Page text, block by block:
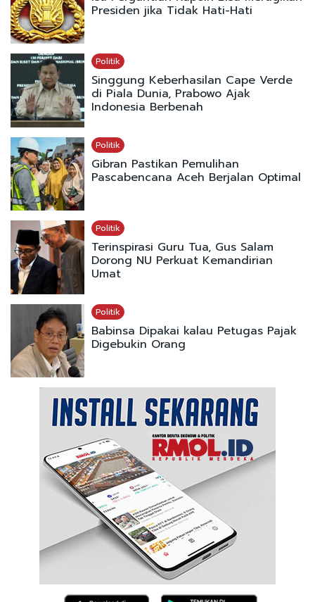
Presiden jika Tidak Hati-Hati
Politik
Singgung Keberhasilan Cape Verde
di Piala Dunia, Prabowo Ajak
Indonesia Berbenah
Politik
Gibran Pastikan Pemulihan
Pascabencana Aceh Berjalan Optimal
Politik
Terinspirasi Guru Tua, Gus Salam
Dorong NU Perkuat Kemandirian
Umat
Politik
Babinsa Dipakai kalau Petugas Pajak
Digebukin Orang